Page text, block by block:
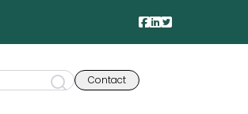
Contact